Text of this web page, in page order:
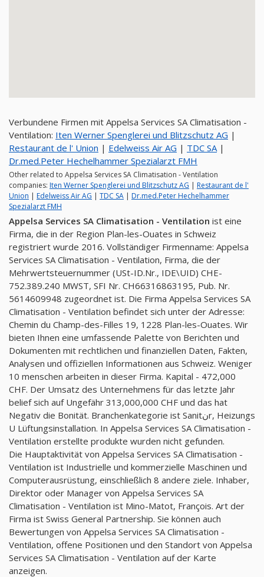
Verbundene Firmen mit Appelsa Services SA Climatisation -
Ventilation: Iten Werner Spenglerei und Blitzschutz AG |
Restaurant de l' Union | Edelweiss Air AG | TDC SA|
Dr.med.Peter Hechelhammer Spezialarzt FMH
Other related to Appelsa Services SA Climatisation - Ventilation
companies: Iten Werner Spenglerei und Blitzschutz AG | Restaurant de l'
Union | Edelweiss Air AG | TDC SA | Dr.med.Peter Hechelhammer
Spezialarzt FMH
Appelsa Services SA Climatisation - Ventilation ist eine
Firma, die in der Region Plan-les-Ouates in Schweiz
registriert wurde 2016. Vollständiger Firmenname: Appelsa
Services SA Climatisation - Ventilation, Firma, die der
Mehrwertsteuernummer (USt-ID.Nr., IDE\UID) CHE-
752.389.240 MWST, SFI Nr. CH66316863195, Pub. Nr.
5614609948 zugeordnet ist. Die Firma Appelsa Services SA
Climatisation - Ventilation befindet sich unter der Adresse:
Chemin du Champ-des-Filles 19, 1228 Plan-les-Ouates. Wir
bieten Ihnen eine umfassende Palette von Berichten und
Dokumenten mit rechtlichen und finanziellen Daten, Fakten,
Analysen und offiziellen Informationen aus Schweiz. Weniger
10 menschen arbeiten in dieser Firma. Kapital - 472,000
CHF. Der Umsatz des Unternehmens für das letzte Jahr
belief sich auf Ungefähr 313,000,000 CHF und das hat
Negativ die Bonität. Branchenkategorie ist Sanitنr, Heizungs
U Lüftungsinstallation. In Appelsa Services SA Climatisation -
Ventilation erstellte produkte wurden nicht gefunden.
Die Hauptaktivität von Appelsa Services SA Climatisation -
Ventilation ist Industrielle und kommerzielle Maschinen und
Computerausrüstung, einschließlich 8 andere ziele. Inhaber,
Direktor oder Manager von Appelsa Services SA
Climatisation - Ventilation ist Mino-Matot, François. Art der
Firma ist Swiss General Partnership. Sie können auch
Bewertungen von Appelsa Services SA Climatisation -
Ventilation, offene Positionen und den Standort von Appelsa
Services SA Climatisation - Ventilation auf der Karte
anzeigen.